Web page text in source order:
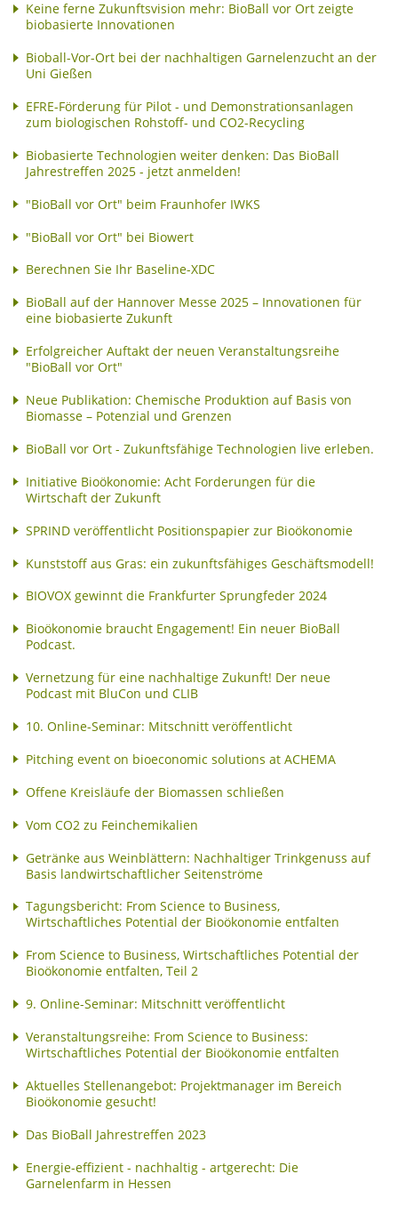
Keine ferne Zukunftsvision mehr: BioBall vor Ort zeigte
biobasierte Innovationen
Bioball-Vor-Ort bei der nachhaltigen Garnelenzucht an der
Uni Gießen
EFRE-Förderung für Pilot - und Demonstrationsanlagen
zum biologischen Rohstoff- und CO2-Recycling
Biobasierte Technologien weiter denken: Das BioBall
Jahrestreffen 2025 - jetzt anmelden!
"BioBall vor Ort" beim Fraunhofer IWKS
"BioBall vor Ort" bei Biowert
Berechnen Sie Ihr Baseline-XDC
BioBall auf der Hannover Messe 2025 – Innovationen für
eine biobasierte Zukunft
Erfolgreicher Auftakt der neuen Veranstaltungsreihe
"BioBall vor Ort"
Neue Publikation: Chemische Produktion auf Basis von
Biomasse – Potenzial und Grenzen
BioBall vor Ort - Zukunftsfähige Technologien live erleben.
Initiative Bioökonomie: Acht Forderungen für die
Wirtschaft der Zukunft
SPRIND veröffentlicht Positionspapier zur Bioökonomie
Kunststoff aus Gras: ein zukunftsfähiges Geschäftsmodell!
BIOVOX gewinnt die Frankfurter Sprungfeder 2024
Bioökonomie braucht Engagement! Ein neuer BioBall
Podcast.
Vernetzung für eine nachhaltige Zukunft! Der neue
Podcast mit BluCon und CLIB
10. Online-Seminar: Mitschnitt veröffentlicht
Pitching event on bioeconomic solutions at ACHEMA
Offene Kreisläufe der Biomassen schließen
Vom CO2 zu Feinchemikalien
Getränke aus Weinblättern: Nachhaltiger Trinkgenuss auf
Basis landwirtschaftlicher Seitenströme
Tagungsbericht: From Science to Business,
Wirtschaftliches Potential der Bioökonomie entfalten
From Science to Business, Wirtschaftliches Potential der
Bioökonomie entfalten, Teil 2
9. Online-Seminar: Mitschnitt veröffentlicht
Veranstaltungsreihe: From Science to Business:
Wirtschaftliches Potential der Bioökonomie entfalten
Aktuelles Stellenangebot: Projektmanager im Bereich
Bioökonomie gesucht!
Das BioBall Jahrestreffen 2023
Energie-effizient - nachhaltig - artgerecht: Die
Garnelenfarm in Hessen